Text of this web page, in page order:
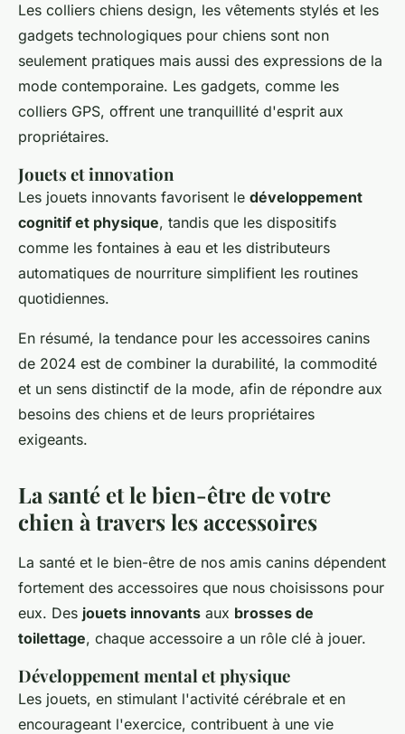
Les colliers chiens design, les vêtements stylés et les
gadgets technologiques pour chiens sont non
seulement pratiques mais aussi des expressions de la
mode contemporaine. Les gadgets, comme les
colliers GPS, offrent une tranquillité d'esprit aux
propriétaires.
Jouets et innovation
Les jouets innovants favorisent le développement
cognitif et physique, tandis que les dispositifs
comme les fontaines à eau et les distributeurs
automatiques de nourriture simplifient les routines
quotidiennes.
En résumé, la tendance pour les accessoires canins
de 2024 est de combiner la durabilité, la commodité
et un sens distinctif de la mode, afin de répondre aux
besoins des chiens et de leurs propriétaires
exigeants.
La santé et le bien-être de votre
chien à travers les accessoires
La santé et le bien-être de nos amis canins dépendent
fortement des accessoires que nous choisissons pour
eux. Des jouets innovants aux brosses de
toilettage, chaque accessoire a un rôle clé à jouer.
Développement mental et physique
Les jouets, en stimulant l'activité cérébrale et en
encourageant l'exercice, contribuent à une vie